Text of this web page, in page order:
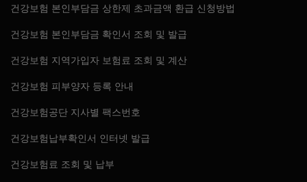
건강보험 본인부담금 상한제 초과금액 환급 신청방법
건강보험 본인부담금 확인서 조회 및 발급
건강보험 지역가입자 보험료 조회 및 계산
건강보험 피부양자 등록 안내
건강보험공단 지사별 팩스번호
건강보험납부확인서 인터넷 발급
건강보험료 조회 및 납부